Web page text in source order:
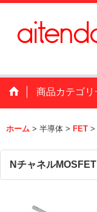
商品カテゴリ
ホーム > 半導体 > FET >
NチャネルMOSFET